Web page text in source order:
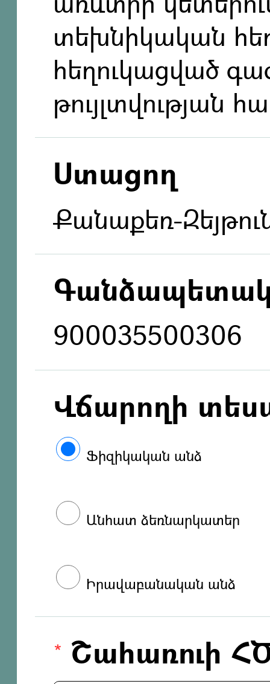
տեխնիկական
հեղուկացված
թույլտվության
Ստացող
Քանաքեռ-
900035500306
Վճարողի
Ֆիզիկական անձ
Անհատ ձեռնարկատեր
Իրավաբանական անձ
Շահառուի